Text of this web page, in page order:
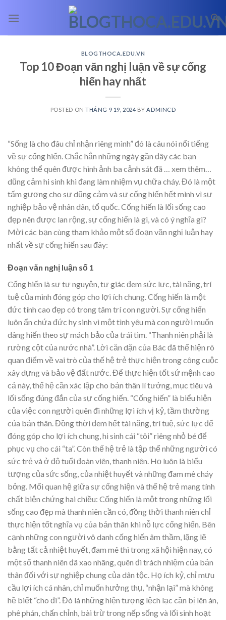
BLOGTHOCA.EDU.VN
Top 10 Đoạn văn nghị luận về sự cống
hiến hay nhất
POSTED ONTHÁNG 9 19, 2024 BY ADMINCD
“Sống là cho đâu chỉ nhận riêng mình” đó là câu nói nổi tiếng
về sự cống hiến. Chắc hẳn những ngày gần đây các bạn
không thể quên được hình ảnh ba cảnh sát đã
… xem thêm…
dũng cảm hi sinh khi đang làm nhiệm vụ chữa cháy. Đó là một
tấm gương cho sự dũng cảm và sự cống hiến hết mình vì sự
nghiệp bảo vệ nhân dân, tổ quốc. Cống hiến là lối sống cao
đẹp nên được lan rộng, sự cống hiến là gì, và có ý nghĩa gì?
Mời các bạn cùng tham khảo một số đoạn văn nghị luận hay
nhất về sự cống hiến sau đây:
Đoạn văn nghị luận số 1
Cống hiến là sự tự nguyện, tự giác đem sức lực, tài năng, trí
tuệ của mình đóng góp cho lợi ích chung. Cống hiến là một
đức tính cao đẹp có trong tâm trí con người. Sự cống hiến
luôn ẩn chứa đức hy sinh vì một tình yêu mà con người muốn
dâng hiến theo sự mách bảo của trái tim. “Thanh niên phải là
rường cột của nước nhà”. Lời căn dặn của Bác đã thể hiện rõ
quan điểm về vai trò của thế hệ trẻ thực hiện trong công cuộc
xây dựng và bảo vệ đất nước. Để thực hiện tốt sứ mệnh cao
cả này, thế hệ cần xác lập cho bản thân lí tưởng, mục tiêu và
lối sống đúng đắn của sự cống hiến. “Cống hiến” là biểu hiện
của việc con người quên đi những lợi ích vị kỷ, tầm thường
của bản thân. Đồng thời đem hết tài năng, trí tuệ, sức lực để
đóng góp cho lợi ích chung, hi sinh cái “tôi” riêng nhỏ bé để
phục vụ cho cái “ta”. Còn thế hệ trẻ là tập thể những người có
sức trẻ và ở độ tuổi đoàn viên, thanh niên. Họ luôn là biểu
tượng của sức sống, của nhiệt huyết và những đam mê cháy
bỏng. Mối quan hệ giữa sự cống hiện và thế hệ trẻ mang tính
chất biện chứng hai chiều: Cống hiến là một trong những lối
sống cao đẹp mà thanh niên cần có, đồng thời thanh niên chỉ
thực hiện tốt nghĩa vụ của bản thân khi nỗ lực cống hiến. Bên
cạnh những con người vô danh cống hiến âm thầm, lặng lẽ
bằng tất cả nhiệt huyết, đam mê thì trong xã hội hiện nay, có
một số thanh niên đã xao nhãng, quên đi trách nhiệm của bản
thân đối với sự nghiệp chung của dân tộc. Họ ích kỷ, chỉ mưu
cầu lợi ích cá nhân, chỉ muốn hưởng thụ, “nhận lại” mà không
hề biết “cho đi”. Đó là những hiện tượng lệch lạc cần bị lên án,
phê phán, chấn chỉnh, bài trừ trong nếp sống và lối sinh hoạt